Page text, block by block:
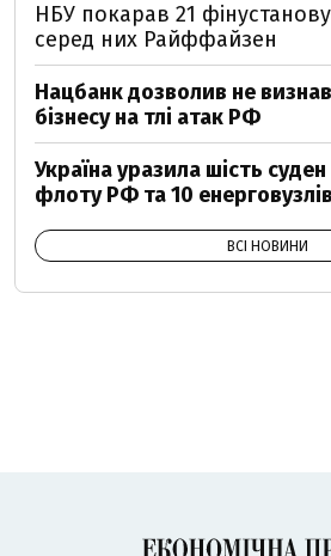
НБУ покарав 21
серед них Райффайзен
Нацбанк дозволив не
бізнесу на тлі атак РФ
Україна уразила шість
флоту РФ та 10 енерговузлів
ВСІ НОВИНИ